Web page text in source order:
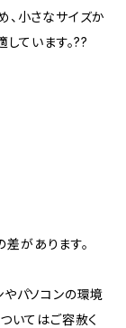
小さなサイズか
ています。??
があります。
パソコンの環境
いてはご容赦く